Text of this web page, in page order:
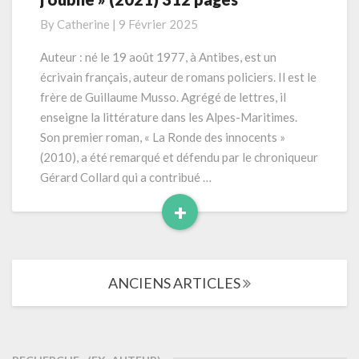
jamais
j’oublie »
312
pages
By Catherine | 9 Février 2025
Auteur : né le 19 août 1977, à Antibes, est un
écrivain français, auteur de romans policiers. Il est le
frère de Guillaume Musso. Agrégé de lettres, il
enseigne la littérature dans les Alpes-Maritimes.
Son premier roman, « La Ronde des innocents »
(2010), a été remarqué et défendu par le chroniqueur
Gérard Collard qui a contribué …
+
Read
les
ANCIENS ARTICLES